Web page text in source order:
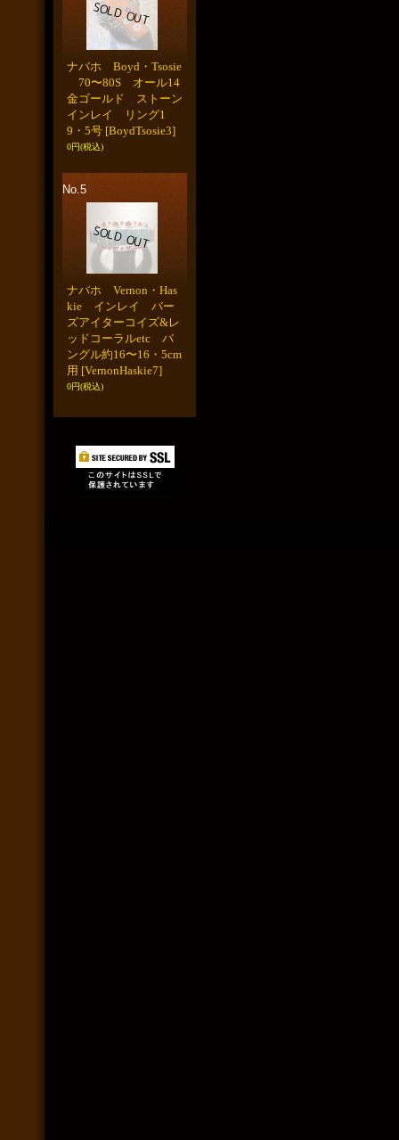
ナバホ Boyd・Tsosie
70〜80S オール14
金ゴールド ストーン
インレイ リング1
9・5号 [BoydTsosie3]
0円(税込)
No.5
ナバホ Vernon・Has
kie インレイ バー
ズアイターコイズ&レ
ッドコーラルetc バ
ングル約16〜16・5cm
用 [VernonHaskie7]
0円(税込)